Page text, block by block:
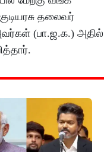
தலைவர்
(பா.ஜ.க.) அதில்